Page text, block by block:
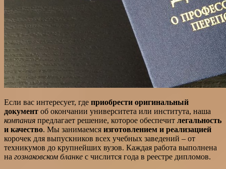
Если вас интересует, где приобрести оригинальный
документ об окончании университета или института, наша
компания предлагает решение, которое обеспечит легальность
и качество. Мы занимаемся изготовлением и реализацией
корочек для выпускников всех учебных заведений – от
техникумов до крупнейших вузов. Каждая работа выполнена
на гознаковском бланке с числится года в реестре дипломов.